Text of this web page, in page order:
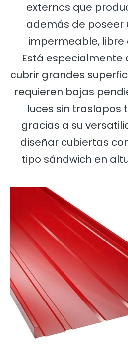
externos que
además de poseer
impermeable, libre
Está especialmente
cubrir grandes
requieren bajas
luces sin traslapos
gracias a su
diseñar cubiertas
tipo sándwich en